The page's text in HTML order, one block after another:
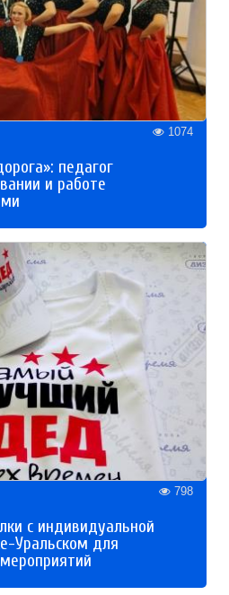
1074
педагог
и работе
798
с индивидуальной
Уральском для